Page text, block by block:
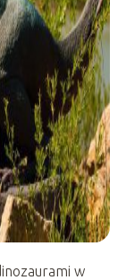
w